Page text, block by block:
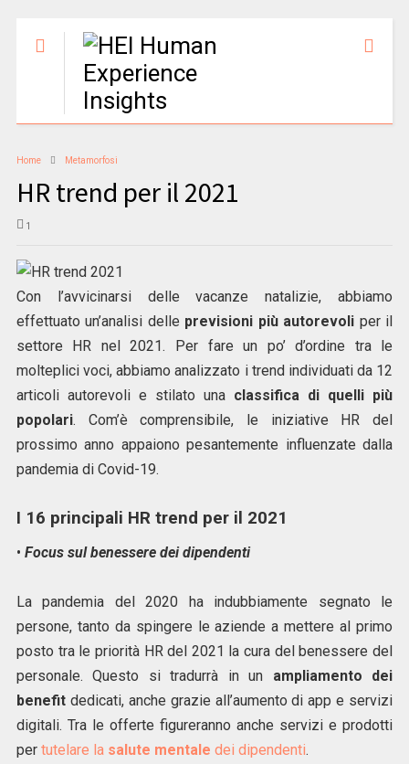
Home Metamorfosi
HR trend per il 2021
1
Con l’avvicinarsi delle vacanze natalizie, abbiamo
effettuato un’analisi delle previsioni più autorevoli per il
settore HR nel 2021. Per fare un po’ d’ordine tra le
molteplici voci, abbiamo analizzato i trend individuati da 12
articoli autorevoli e stilato una classifica di quelli più
popolari. Com’è comprensibile, le iniziative HR del
prossimo anno appaiono pesantemente influenzate dalla
pandemia di Covid-19.
I 16 principali HR trend per il 2021
• Focus sul benessere dei dipendenti
La pandemia del 2020 ha indubbiamente segnato le
persone, tanto da spingere le aziende a mettere al primo
posto tra le priorità HR del 2021 la cura del benessere del
personale. Questo si tradurrà in un ampliamento dei
benefitdedicati, anche grazie all’aumento di app e servizi
digitali. Tra le offerte figureranno anche servizi e prodotti
per tutelare la salute mentale dei dipendenti.